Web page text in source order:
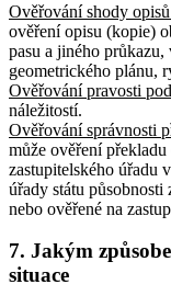
Ověřování shody
ověření opisu (kopie)
pasu a jiného
geometrického plánu,
Ověřování pravosti
náležitostí.
Ověřování správnosti
může ověření
zastupitelského úřadu
úřady státu
nebo ověřené na
7. Jakým
situace